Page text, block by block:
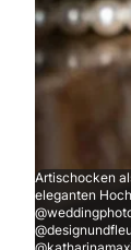
Artischocken
eleganten